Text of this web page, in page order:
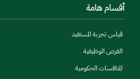
أقسام هامة
قياس تجربة المستفيد
الفرص الوظيفية
المنافسات الحكومية